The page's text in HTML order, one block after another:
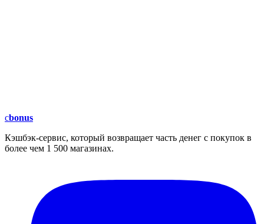
cbonus
Кэшбэк-сервис, который возвращает часть денег с покупок в
более чем 1 500 магазинах.